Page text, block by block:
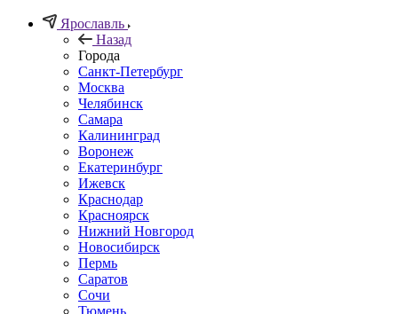
Ярославль
Назад
Города
Санкт-Петербург
Москва
Челябинск
Самара
Калининград
Воронеж
Екатеринбург
Ижевск
Краснодар
Красноярск
Нижний Новгород
Новосибирск
Пермь
Саратов
Сочи
Тюмень